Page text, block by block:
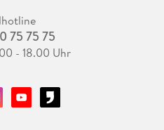
75 75 75
- 18.00 Uhr